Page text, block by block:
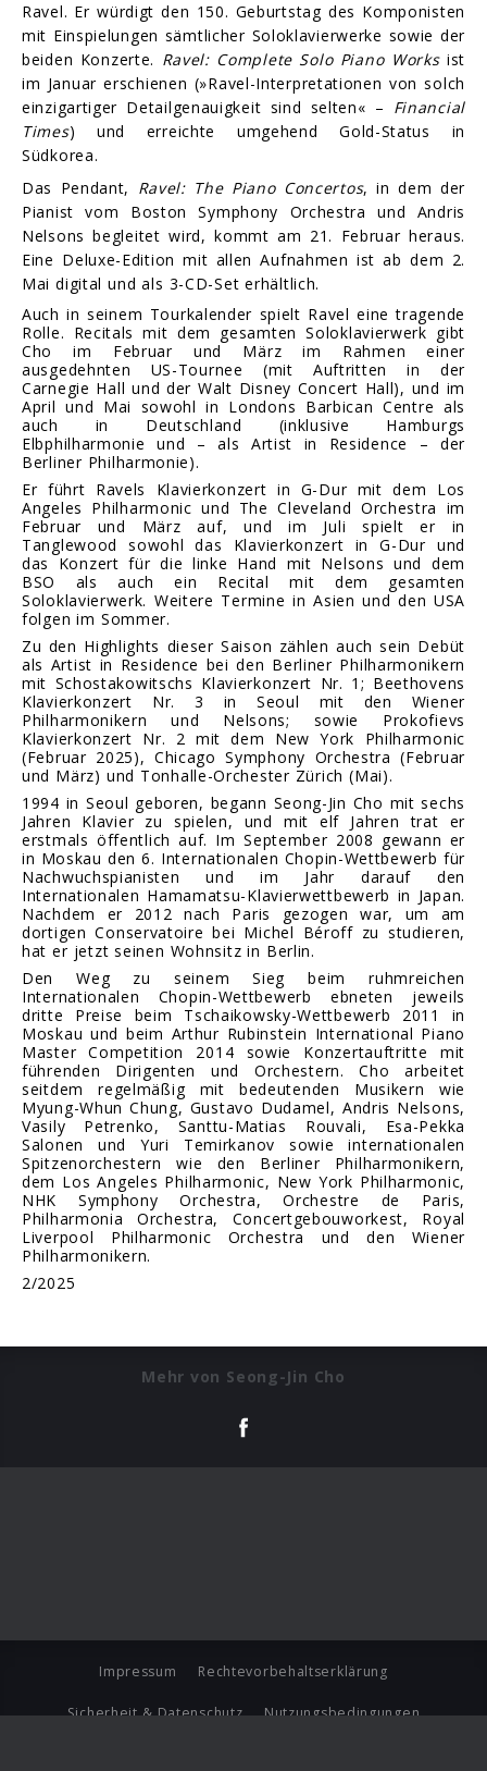
Ravel. Er würdigt den 150. Geburtstag des Komponisten
mit Einspielungen sämtlicher Soloklavierwerke sowie der
beiden Konzerte. Ravel: Complete Solo Piano Worksist
im Januar erschienen (»Ravel-Interpretationen von solch
einzigartiger Detailgenauigkeit sind selten« – Financial
Times) und erreichte umgehend Gold-Status in
Südkorea.
Das Pendant, Ravel: The Piano Concertos, in dem der
Pianist vom Boston Symphony Orchestra und Andris
Nelsons begleitet wird, kommt am 21. Februar heraus.
Eine Deluxe-Edition mit allen Aufnahmen ist ab dem 2.
Mai digital und als 3-CD-Set erhältlich.
Auch in seinem Tourkalender spielt Ravel eine tragende
Rolle. Recitals mit dem gesamten Soloklavierwerk gibt
Cho im Februar und März im Rahmen einer
ausgedehnten US-Tournee (mit Auftritten in der
Carnegie Hall und der Walt Disney Concert Hall), und im
April und Mai sowohl in Londons Barbican Centre als
auch in Deutschland (inklusive Hamburgs
Elbphilharmonie und – als Artist in Residence – der
Berliner Philharmonie).
Er führt Ravels Klavierkonzert in G-Dur mit dem Los
Angeles Philharmonic und The Cleveland Orchestra im
Februar und März auf, und im Juli spielt er in
Tanglewood sowohl das Klavierkonzert in G-Dur und
das Konzert für die linke Hand mit Nelsons und dem
BSO als auch ein Recital mit dem gesamten
Soloklavierwerk. Weitere Termine in Asien und den USA
folgen im Sommer.
Zu den Highlights dieser Saison zählen auch sein Debüt
als Artist in Residence bei den Berliner Philharmonikern
mit Schostakowitschs Klavierkonzert Nr. 1; Beethovens
Klavierkonzert Nr. 3 in Seoul mit den Wiener
Philharmonikern und Nelsons; sowie Prokofievs
Klavierkonzert Nr. 2 mit dem New York Philharmonic
(Februar 2025), Chicago Symphony Orchestra (Februar
und März) und Tonhalle-Orchester Zürich (Mai).
1994 in Seoul geboren, begann Seong-Jin Cho mit sechs
Jahren Klavier zu spielen, und mit elf Jahren trat er
erstmals öffentlich auf. Im September 2008 gewann er
in Moskau den 6. Internationalen Chopin-Wettbewerb für
Nachwuchspianisten und im Jahr darauf den
Internationalen Hamamatsu-Klavierwettbewerb in Japan.
Nachdem er 2012 nach Paris gezogen war, um am
dortigen Conservatoire bei Michel Béroff zu studieren,
hat er jetzt seinen Wohnsitz in Berlin.
Den Weg zu seinem Sieg beim ruhmreichen
Internationalen Chopin-Wettbewerb ebneten jeweils
dritte Preise beim Tschaikowsky-Wettbewerb 2011 in
Moskau und beim Arthur Rubinstein International Piano
Master Competition 2014 sowie Konzertauftritte mit
führenden Dirigenten und Orchestern. Cho arbeitet
seitdem regelmäßig mit bedeutenden Musikern wie
Myung-Whun Chung, Gustavo Dudamel, Andris Nelsons,
Vasily Petrenko, Santtu-Matias Rouvali, Esa-Pekka
Salonen und Yuri Temirkanov sowie internationalen
Spitzenorchestern wie den Berliner Philharmonikern,
dem Los Angeles Philharmonic, New York Philharmonic,
NHK Symphony Orchestra, Orchestre de Paris,
Philharmonia Orchestra, Concertgebouworkest, Royal
Liverpool Philharmonic Orchestra und den Wiener
Philharmonikern.
2/2025
Mehr von Seong-Jin Cho
Impressum Rechtevorbehaltserklärung
Sicherheit & Datenschutz Nutzungsbedingungen